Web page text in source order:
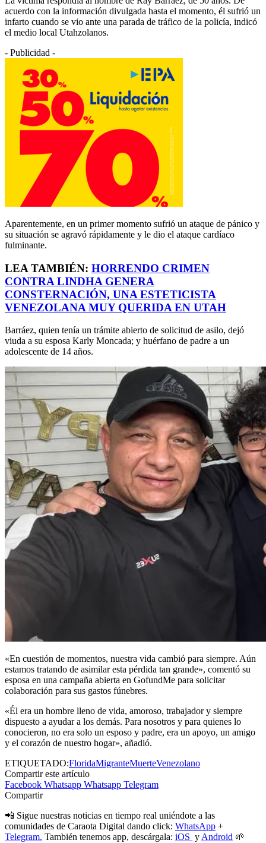
acuerdo con la información divulgada hasta el momento, él sufrió un
infarto cuando se vio ante una parada de tráfico de la policía, indicó
el medio local Utahzolanos.
- Publicidad -
Aparentemente, en un primer momento sufrió un ataque de pánico y
su situación se agravó rápidamente y le dio el ataque cardíaco
fulminante.
LEA TAMBIÉN: HORRENDO CRIMEN
CONTRA LINDHA GENERA
CONSTERNACIÓN, UNA ESTETICISTA
VENEZOLANA MUY QUERIDA EN UTAH
Barráez, quien tenía un trámite abierto de solicitud de asilo, dejó
viuda a su esposa Karly Moncada; y huérfano de padre a un
adolescente de 14 años.
«En cuestión de momentos, nuestra vida cambió para siempre. Aún
estamos tratando de asimilar esta pérdida tan grande», comentó su
esposa en una campaña abierta en GofundMe para solicitar
colaboración para sus gastos fúnebres.
«Él era un hombre lleno de vida, amoroso, trabajador y siempre
dispuesto a ayudar a los demás. Para nosotros y para quienes lo
conocieron, no era solo un esposo y padre, era un apoyo, un amigo
y el corazón de nuestro hogar», añadió.
ETIQUETADO:FloridaMigranteMuerteVenezolano
Compartir este artículo
Facebook Whatsapp Whatsapp Telegram
Compartir
📲 Sigue nuestras noticias en tiempo real uniéndote a las
comunidades de Caraota Digital dando click: WhatsApp +
Telegram. También tenemos app, descárgala: iOS y Android 🌱